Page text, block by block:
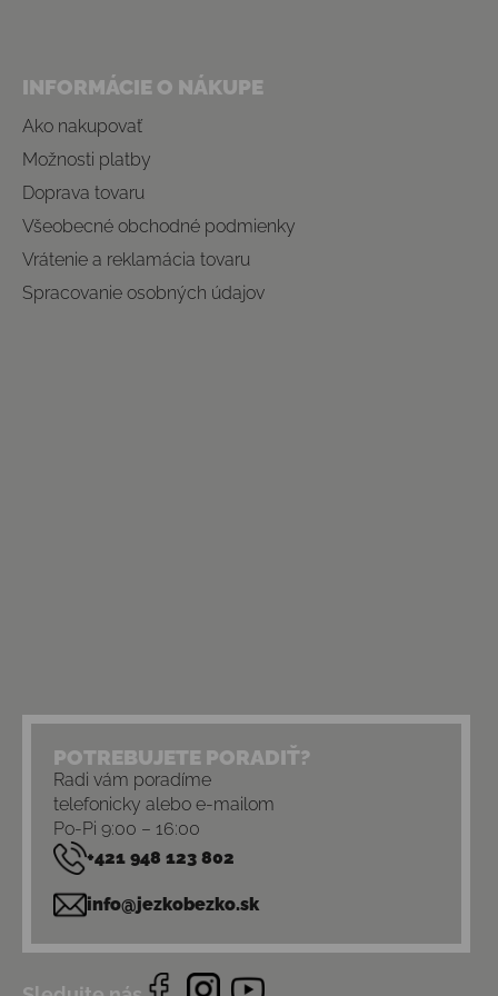
INFORMÁCIE O NÁKUPE
Ako nakupovať
Možnosti platby
Doprava tovaru
Všeobecné obchodné podmienky
Vrátenie a reklamácia tovaru
Spracovanie osobných údajov
POTREBUJETE PORADIŤ?
Radi vám poradíme
telefonicky alebo e-mailom
Po-Pi 9:00 – 16:00
+421 948 123 802
info@jezkobezko.sk